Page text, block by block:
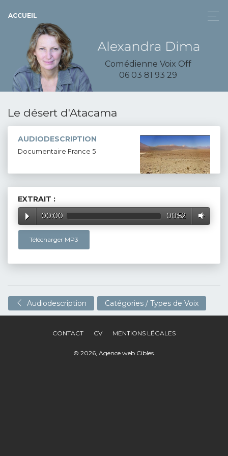
ACCUEIL
Comédienne Voix Off
06 03 81 93 29
Le désert d'Atacama
AUDIODESCRIPTION
Documentaire France 5
EXTRAIT :
00:00
00:52
Télécharger MP3
Audiodescription Catégories / Types de Voix
CONTACT CV MENTIONS LÉGALES
© 2026, Agence web Cibles.